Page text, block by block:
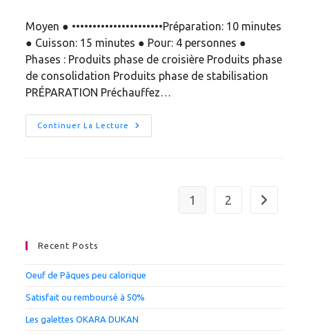
la
publication :
Moyen ● ••••••••••••••••••••••Préparation: 10 minutes
● Cuisson: 15 minutes ● Pour: 4 personnes ●
Phases : Produits phase de croisière Produits phase
de consolidation Produits phase de stabilisation
PRÉPARATION Préchauffez…
Continuer La Lecture
Gâteau
« Spicy »
1 2 Aller à la
Recent Posts
Oeuf de Pâques peu calorique
Satisfait ou remboursé à 50%
Les galettes OKARA DUKAN